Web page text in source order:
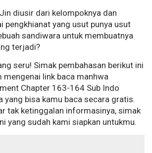
Jin diusir dari kelompoknya dan
pengkhianat yang usut punya usut
sandiwara untuk membuatnya
terjadi?
seru! Simak pembahasan berikut ini
mengenai link baca manhwa
Chapter 163-164 Sub Indo
yang bisa kamu baca secara gratis.
tak ketinggalan informasinya, simak
yang sudah kami siapkan untukmu.